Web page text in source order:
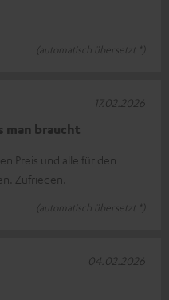
(automatisch übersetzt *)
man braucht
Preis und alle für den
Zufrieden.
(automatisch übersetzt *)
17.02.2026
04.02.2026